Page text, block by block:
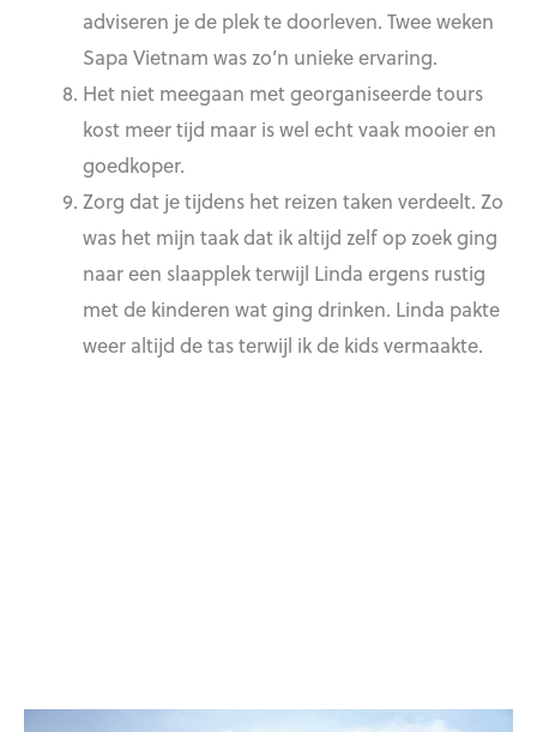
adviseren je de plek te doorleven. Twee weken
Sapa Vietnam was zo’n unieke ervaring.
Het niet meegaan met georganiseerde tours
kost meer tijd maar is wel echt vaak mooier en
goedkoper.
Zorg dat je tijdens het reizen taken verdeelt. Zo
was het mijn taak dat ik altijd zelf op zoek ging
naar een slaapplek terwijl Linda ergens rustig
met de kinderen wat ging drinken. Linda pakte
weer altijd de tas terwijl ik de kids vermaakte.